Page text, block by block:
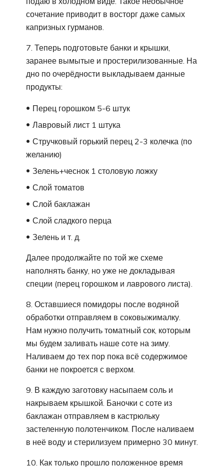
сочетание приводит в восторг даже самых
капризных гурманов.
7. Теперь подготовьте банки и крышки,
заранее вымытые и простерилизованные. На
дно по очерёдности выкладываем данные
продукты:
Перец горошком 5-6 штук
Лавровый лист 1 штука
Стручковый горький перец 2-3 колечка (по
желанию)
Зелень+чеснок 1 столовую ложку
Слой томатов
Слой баклажан
Слой сладкого перца
Зелень и т. д.
Далее продолжайте по той же схеме
наполнять банку, но уже не докладывая
специи (перец горошком и лаврового листа).
8. Оставшиеся помидоры после водяной
обработки отправляем в соковыжималку.
Нам нужно получить томатный сок, которым
мы будем заливать наше соте на зиму.
Наливаем до тех пор пока всё содержимое
банки не покроется с верхом.
9. В каждую заготовку насыпаем соль и
накрываем крышкой. Баночки с соте из
баклажан отправляем в кастрюльку
застеленную полотенчиком. После наливаем
в неё воду и стерилизуем примерно 30 минут.
10. Как только прошло положенное время